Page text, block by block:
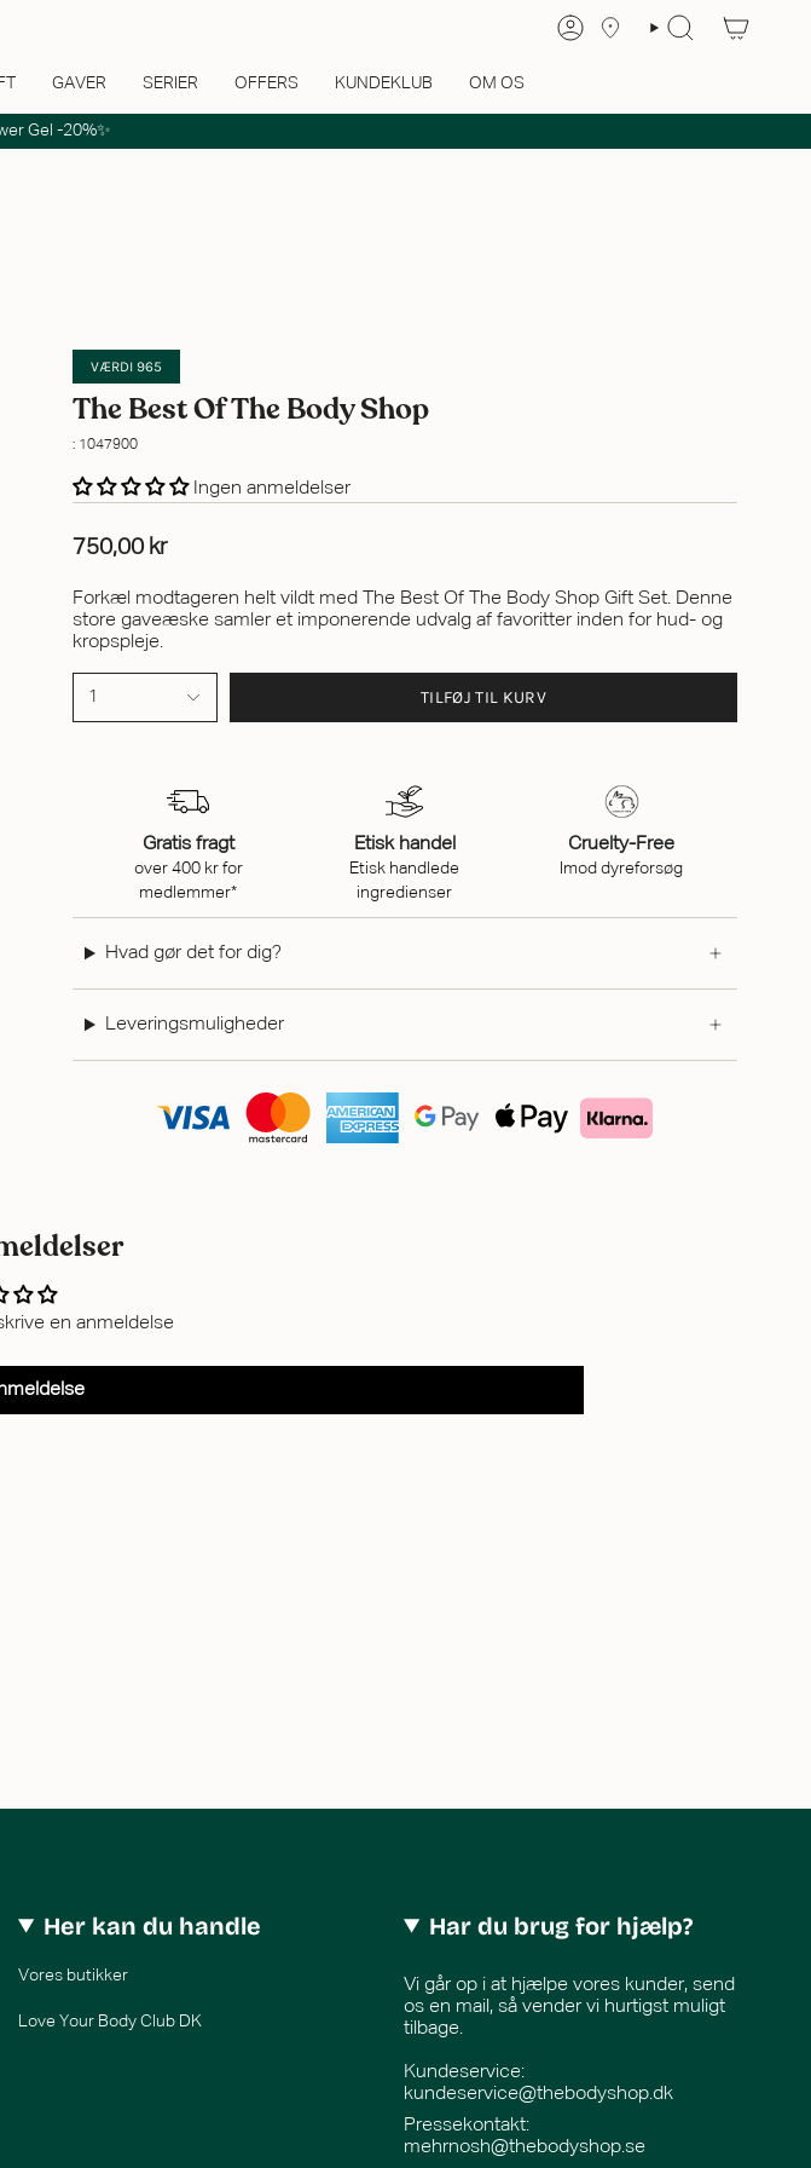
GAVER SERIER OFFERS KUNDEKLUB OM OS
Gel -20%✨
VÆRDI 965
The Best Of The Body Shop
: 1047900
Ingen anmeldelser
750,00 kr
Forkæl modtageren helt vildt med The Best Of The Body Shop Gift Set. Denne
store gaveæske samler et imponerende udvalg af favoritter inden for hud- og
kropspleje.
1 TILFØJ TIL KURV
Gratis fragt
over 400 kr for
medlemmer*
Etisk handel
Etisk handlede
ingredienser
Cruelty-Free
Imod dyreforsøg
Hvad gør det for dig?
Leveringsmuligheder
en anmeldelse
Her kan du handle
Vores butikker
Love Your Body Club DK
Har du brug for hjælp?
Vi går op i at hjælpe vores kunder, send
os en mail, så vender vi hurtigst muligt
tilbage.
Kundeservice:
kundeservice@thebodyshop.dk
Pressekontakt:
mehrnosh@thebodyshop.se